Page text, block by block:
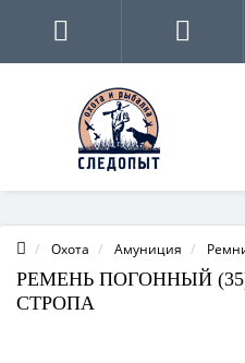
Охота Амуниция
РЕМЕНЬ ПОГОННЫЙ
СТРОПА